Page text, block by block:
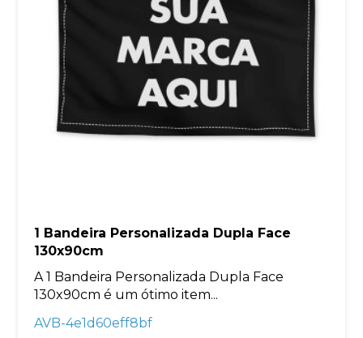
1 Bandeira Personalizada Dupla Face
130x90cm
A 1 Bandeira Personalizada Dupla Face
130x90cm é um ótimo item...
AVB-4e1d60eff8bf